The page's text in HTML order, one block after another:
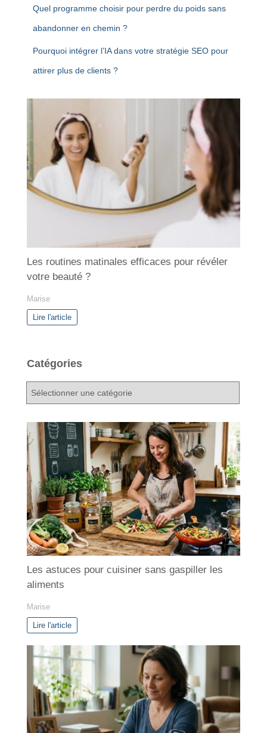
Quel programme choisir pour perdre du poids sans
abandonner en chemin ?
Pourquoi intégrer l’IA dans votre stratégie SEO pour
attirer plus de clients ?
Les routines matinales efficaces pour révéler
votre beauté ?
Marise
Lire l'article
Catégories
C
t
é
g
o
r
i
e
s
Les astuces pour cuisiner sans gaspiller les
aliments
Marise
Lire l'article